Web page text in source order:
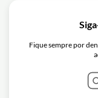
Fique sempre por